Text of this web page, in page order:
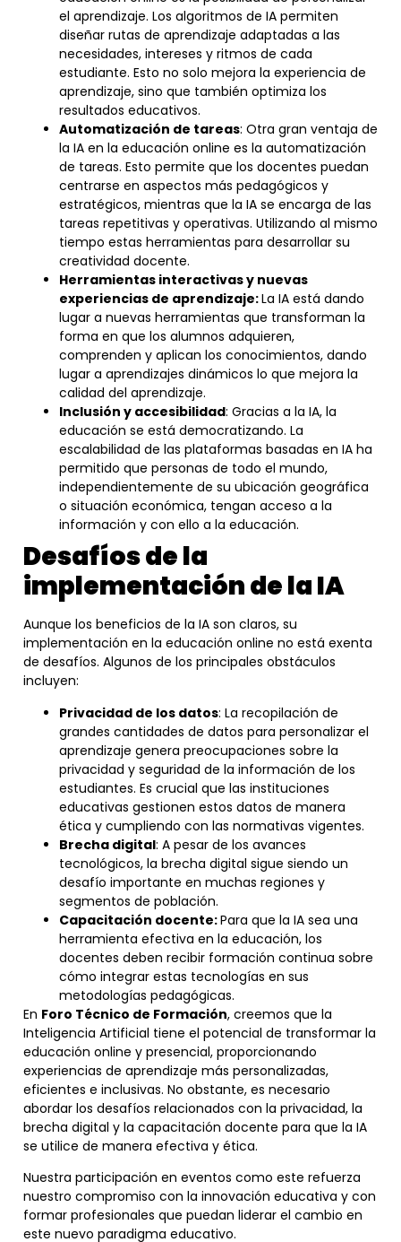
el aprendizaje. Los algoritmos de IA permiten
diseñar rutas de aprendizaje adaptadas a las
necesidades, intereses y ritmos de cada
estudiante. Esto no solo mejora la experiencia de
aprendizaje, sino que también optimiza los
resultados educativos.
Automatización de tareas: Otra gran ventaja de
la IA en la educación online es la automatización
de tareas. Esto permite que los docentes puedan
centrarse en aspectos más pedagógicos y
estratégicos, mientras que la IA se encarga de las
tareas repetitivas y operativas. Utilizando al mismo
tiempo estas herramientas para desarrollar su
creatividad docente.
Herramientas interactivas y nuevas
experiencias de aprendizaje:La IA está dando
lugar a nuevas herramientas que transforman la
forma en que los alumnos adquieren,
comprenden y aplican los conocimientos, dando
lugar a aprendizajes dinámicos lo que mejora la
calidad del aprendizaje.
Inclusión y accesibilidad: Gracias a la IA, la
educación se está democratizando. La
escalabilidad de las plataformas basadas en IA ha
permitido que personas de todo el mundo,
independientemente de su ubicación geográfica
o situación económica, tengan acceso a la
información y con ello a la educación.
Desafíos de la
implementación de la IA
Aunque los beneficios de la IA son claros, su
implementación en la educación online no está exenta
de desafíos. Algunos de los principales obstáculos
incluyen:
Privacidad de los datos: La recopilación de
grandes cantidades de datos para personalizar el
aprendizaje genera preocupaciones sobre la
privacidad y seguridad de la información de los
estudiantes. Es crucial que las instituciones
educativas gestionen estos datos de manera
ética y cumpliendo con las normativas vigentes.
Brecha digital: A pesar de los avances
tecnológicos, la brecha digital sigue siendo un
desafío importante en muchas regiones y
segmentos de población.
Capacitación docente:Para que la IA sea una
herramienta efectiva en la educación, los
docentes deben recibir formación continua sobre
cómo integrar estas tecnologías en sus
metodologías pedagógicas.
En Foro Técnico de Formación, creemos que la
Inteligencia Artificial tiene el potencial de transformar la
educación online y presencial, proporcionando
experiencias de aprendizaje más personalizadas,
eficientes e inclusivas. No obstante, es necesario
abordar los desafíos relacionados con la privacidad, la
brecha digital y la capacitación docente para que la IA
se utilice de manera efectiva y ética.
Nuestra participación en eventos como este refuerza
nuestro compromiso con la innovación educativa y con
formar profesionales que puedan liderar el cambio en
este nuevo paradigma educativo.